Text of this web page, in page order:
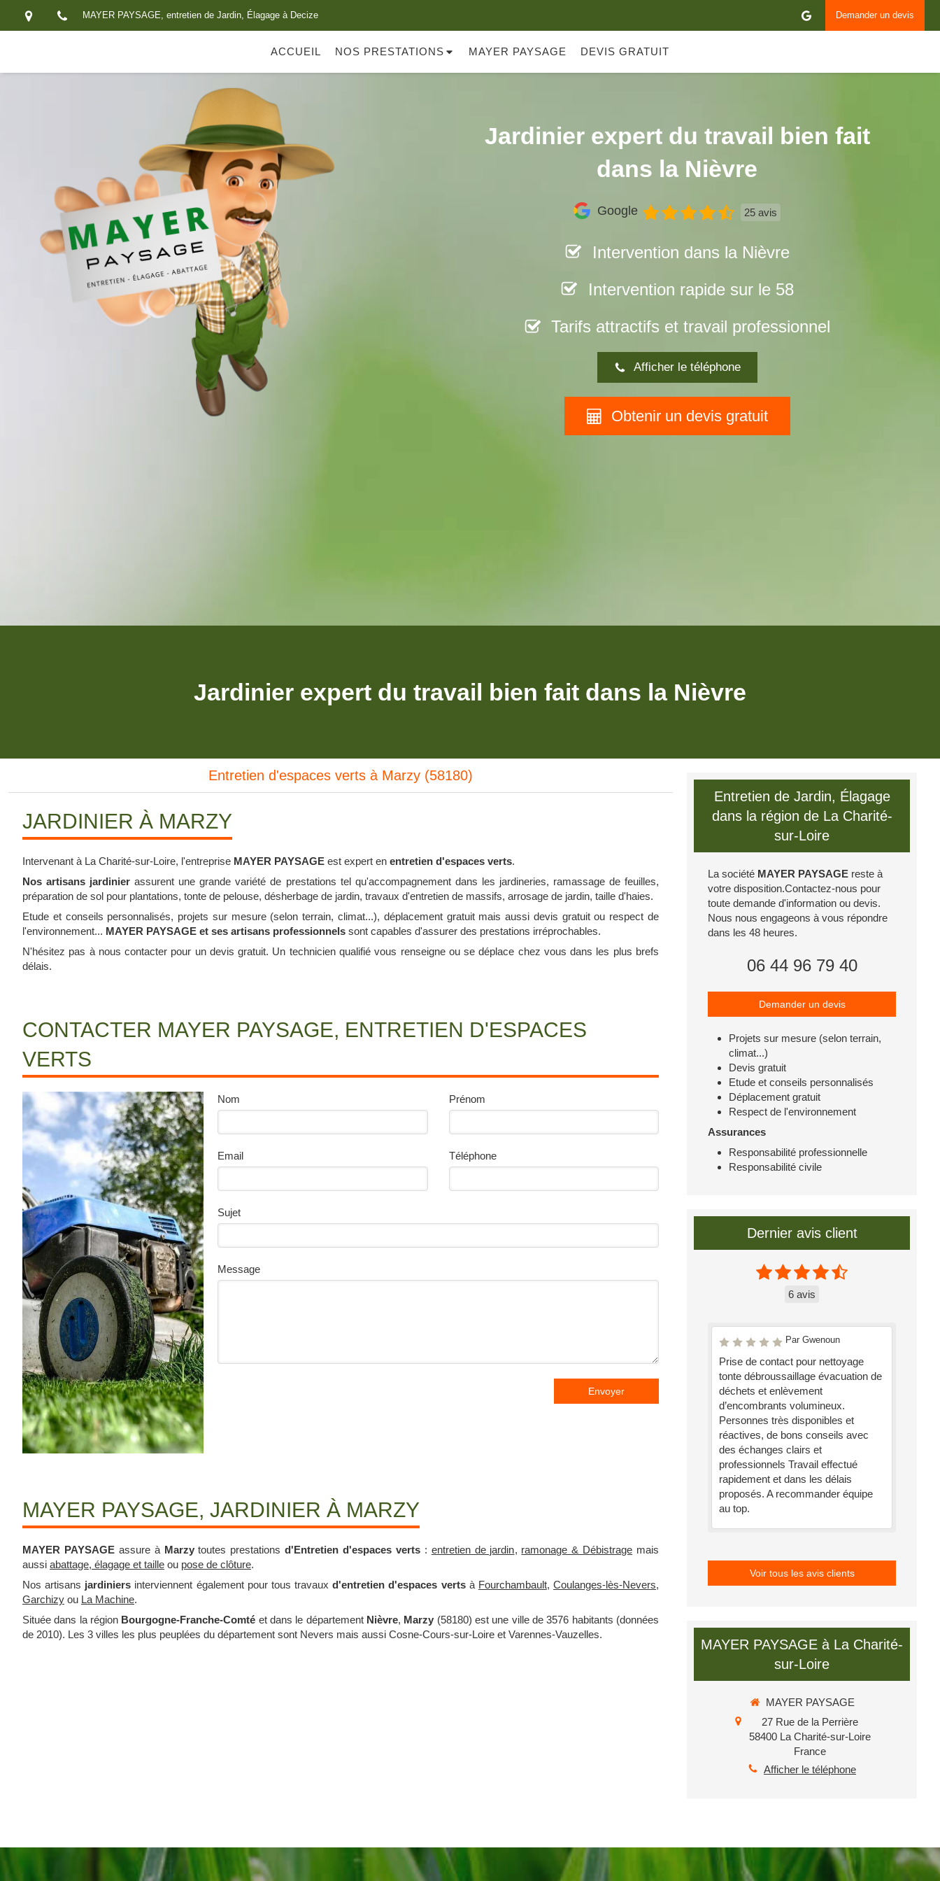
MAYER PAYSAGE, entretien de Jardin, Élagage à Decize Demander un devis
ACCUEIL NOS PRESTATIONS MAYER PAYSAGE DEVIS GRATUIT
Jardinier expert du travail bien fait
dans la Nièvre
Google 25 avis
Intervention dans la Nièvre
Intervention rapide sur le 58
Tarifs attractifs et travail professionnel
Afficher le téléphone
Obtenir un devis gratuit
Jardinier expert du travail bien fait dans la Nièvre
Entretien d'espaces verts à Marzy (58180)
JARDINIER À MARZY
Intervenant à La Charité-sur-Loire, l'entreprise MAYER PAYSAGE est expert en entretien d'espaces verts.
Nos artisans jardinier assurent une grande variété de prestations tel qu'accompagnement dans les jardineries, ramassage de feuilles,
préparation de sol pour plantations, tonte de pelouse, désherbage de jardin, travaux d'entretien de massifs, arrosage de jardin, taille d'haies.
Etude et conseils personnalisés, projets sur mesure (selon terrain, climat...), déplacement gratuit mais aussi devis gratuit ou respect de
l'environnement... MAYER PAYSAGE et ses artisans professionnels sont capables d'assurer des prestations irréprochables.
N'hésitez pas à nous contacter pour un devis gratuit. Un technicien qualifié vous renseigne ou se déplace chez vous dans les plus brefs
délais.
CONTACTER MAYER PAYSAGE, ENTRETIEN D'ESPACES
VERTS
Nom Prénom
Email Téléphone
Sujet
Message
Envoyer
MAYER PAYSAGE, JARDINIER À MARZY
MAYER PAYSAGEassure à Marzytoutes prestations d'Entretien d'espaces verts: entretien de jardin, ramonage & Débistrage mais
aussi abattage, élagage et taille ou pose de clôture.
Nos artisans jardiniers interviennent également pour tous travaux d'entretien d'espaces vertsà Fourchambault,Coulanges-lès-Nevers,
Garchizy ou La Machine.
Située dans la région Bourgogne-Franche-Comté et dans le département Nièvre, Marzy (58180) est une ville de 3576 habitants (données
de 2010). Les 3 villes les plus peuplées du département sont Nevers mais aussi Cosne-Cours-sur-Loire et Varennes-Vauzelles.
Entretien de Jardin, Élagage
dans la région de La Charité-
sur-Loire
La société MAYER PAYSAGE reste à
votre disposition.Contactez-nous pour
toute demande d'information ou devis.
Nous nous engageons à vous répondre
dans les 48 heures.
06 44 96 79 40
Demander un devis
Projets sur mesure (selon terrain,
climat...)
Devis gratuit
Etude et conseils personnalisés
Déplacement gratuit
Respect de l'environnement
Assurances
Responsabilité professionnelle
Responsabilité civile
Dernier avis client
6 avis
Par Gwenoun
Prise de contact pour nettoyage
tonte débroussaillage évacuation de
déchets et enlèvement
d’encombrants volumineux.
Personnes très disponibles et
réactives, de bons conseils avec
des échanges clairs et
professionnels Travail effectué
rapidement et dans les délais
proposés. A recommander équipe
au top.
Voir tous les avis clients
MAYER PAYSAGE à La Charité-
sur-Loire
MAYER PAYSAGE
27 Rue de la Perrière
58400 La Charité-sur-Loire
France
Afficher le téléphone